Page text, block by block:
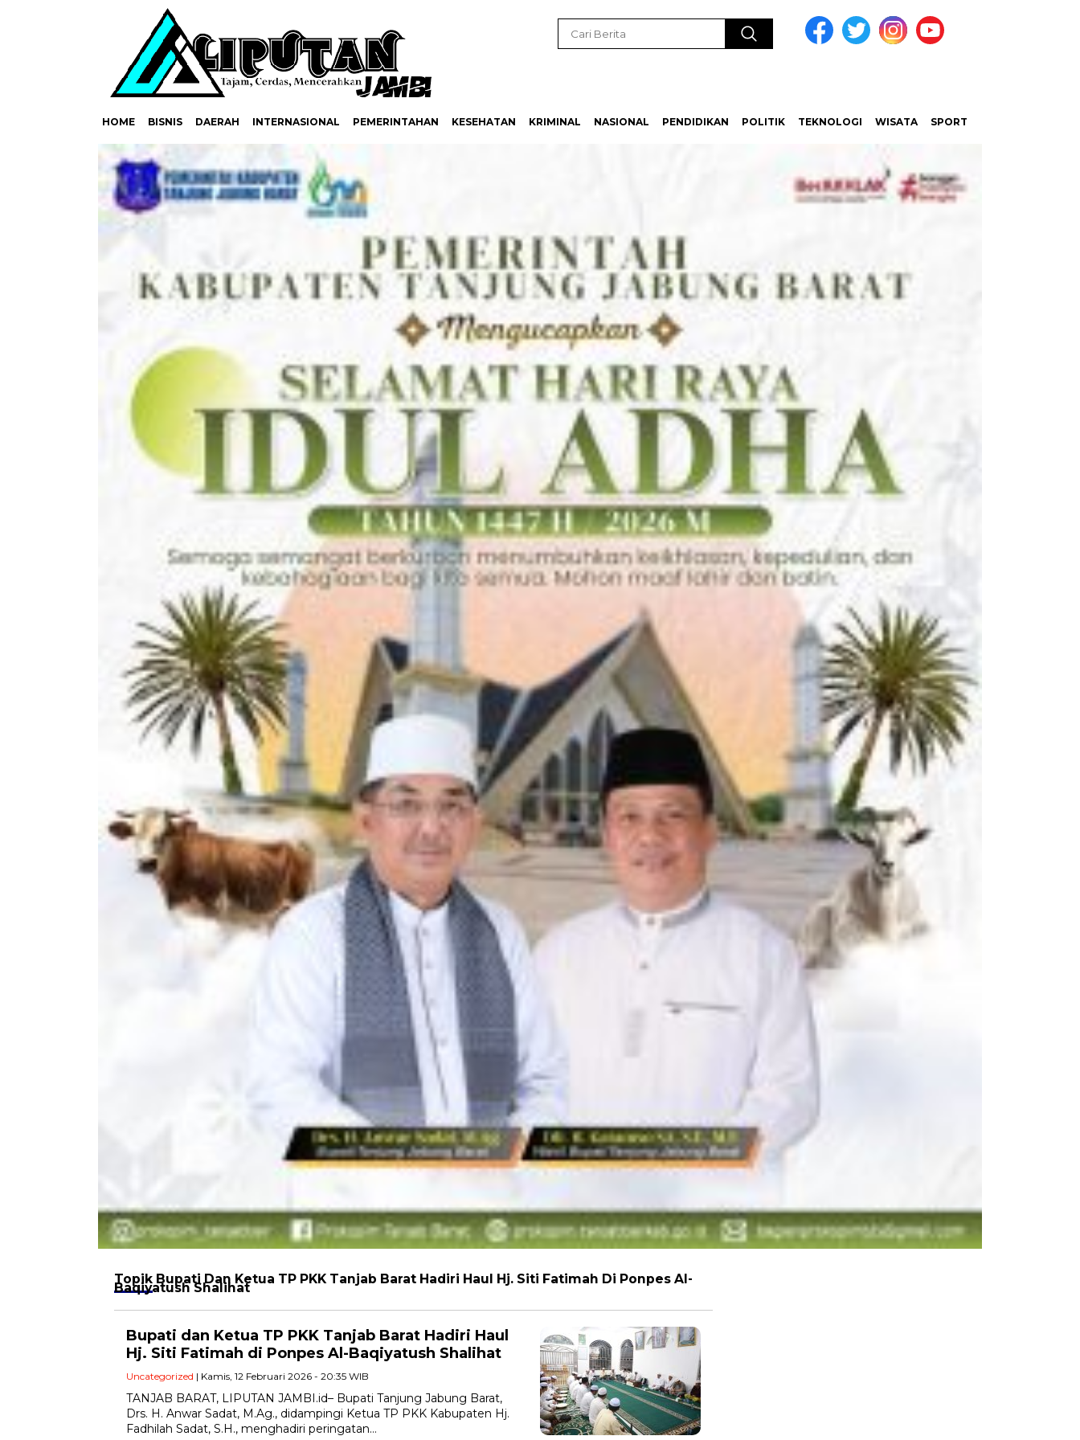
HOME BISNIS DAERAH INTERNASIONAL PEMERINTAHAN KESEHATAN KRIMINAL NASIONAL PENDIDIKAN POLITIK TEKNOLOGI WISATA SPORT
Topik Bupati Dan Ketua TP PKK Tanjab Barat Hadiri Haul Hj. Siti Fatimah Di Ponpes Al-
Baqiyatush Shalihat
Bupati dan Ketua TP PKK Tanjab Barat Hadiri Haul
Hj. Siti Fatimah di Ponpes Al-Baqiyatush Shalihat
Uncategorized | Kamis, 12 Februari 2026 - 20:35 WIB
TANJAB BARAT, LIPUTAN JAMBI.id– Bupati Tanjung Jabung Barat,
Drs. H. Anwar Sadat, M.Ag., didampingi Ketua TP PKK Kabupaten Hj.
Fadhilah Sadat, S.H., menghadiri peringatan…